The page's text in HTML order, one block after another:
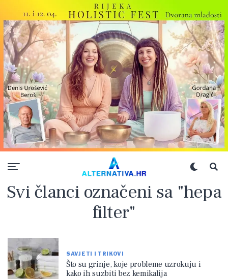
Svi članci označeni sa "hepa
filter"
SAVJETI I TRIKOVI
Što su grinje, koje probleme uzrokuju i
kako ih suzbiti bez kemikalija